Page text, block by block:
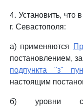
4. Установить, что
г. Севастополя:
а) применяются
постановлением,
подпункта "з"
настоящим
б) уровни